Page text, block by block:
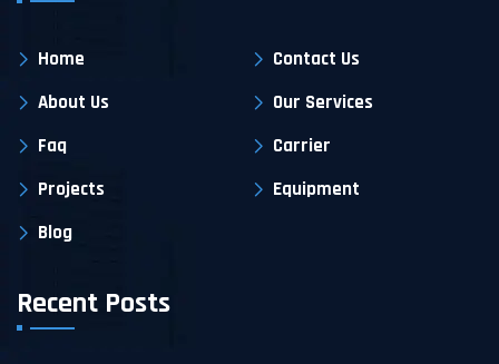
Home
Contact Us
About Us
Our Services
Faq
Carrier
Projects
Equipment
Blog
Recent Posts